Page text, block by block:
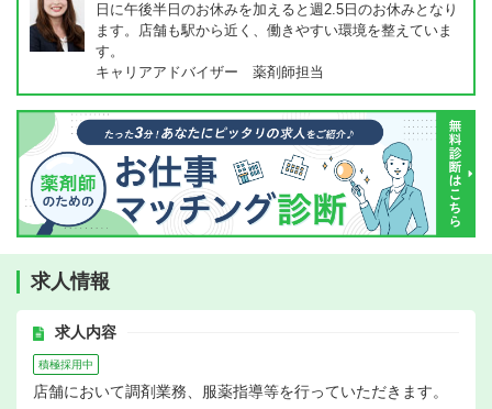
日に午後半日のお休みを加えると週2.5日のお休みとなり
ます。店舗も駅から近く、働きやすい環境を整えていま
す。
キャリアアドバイザー 薬剤師担当
求人情報
求人内容
積極採用中
店舗において調剤業務、服薬指導等を行っていただきます。